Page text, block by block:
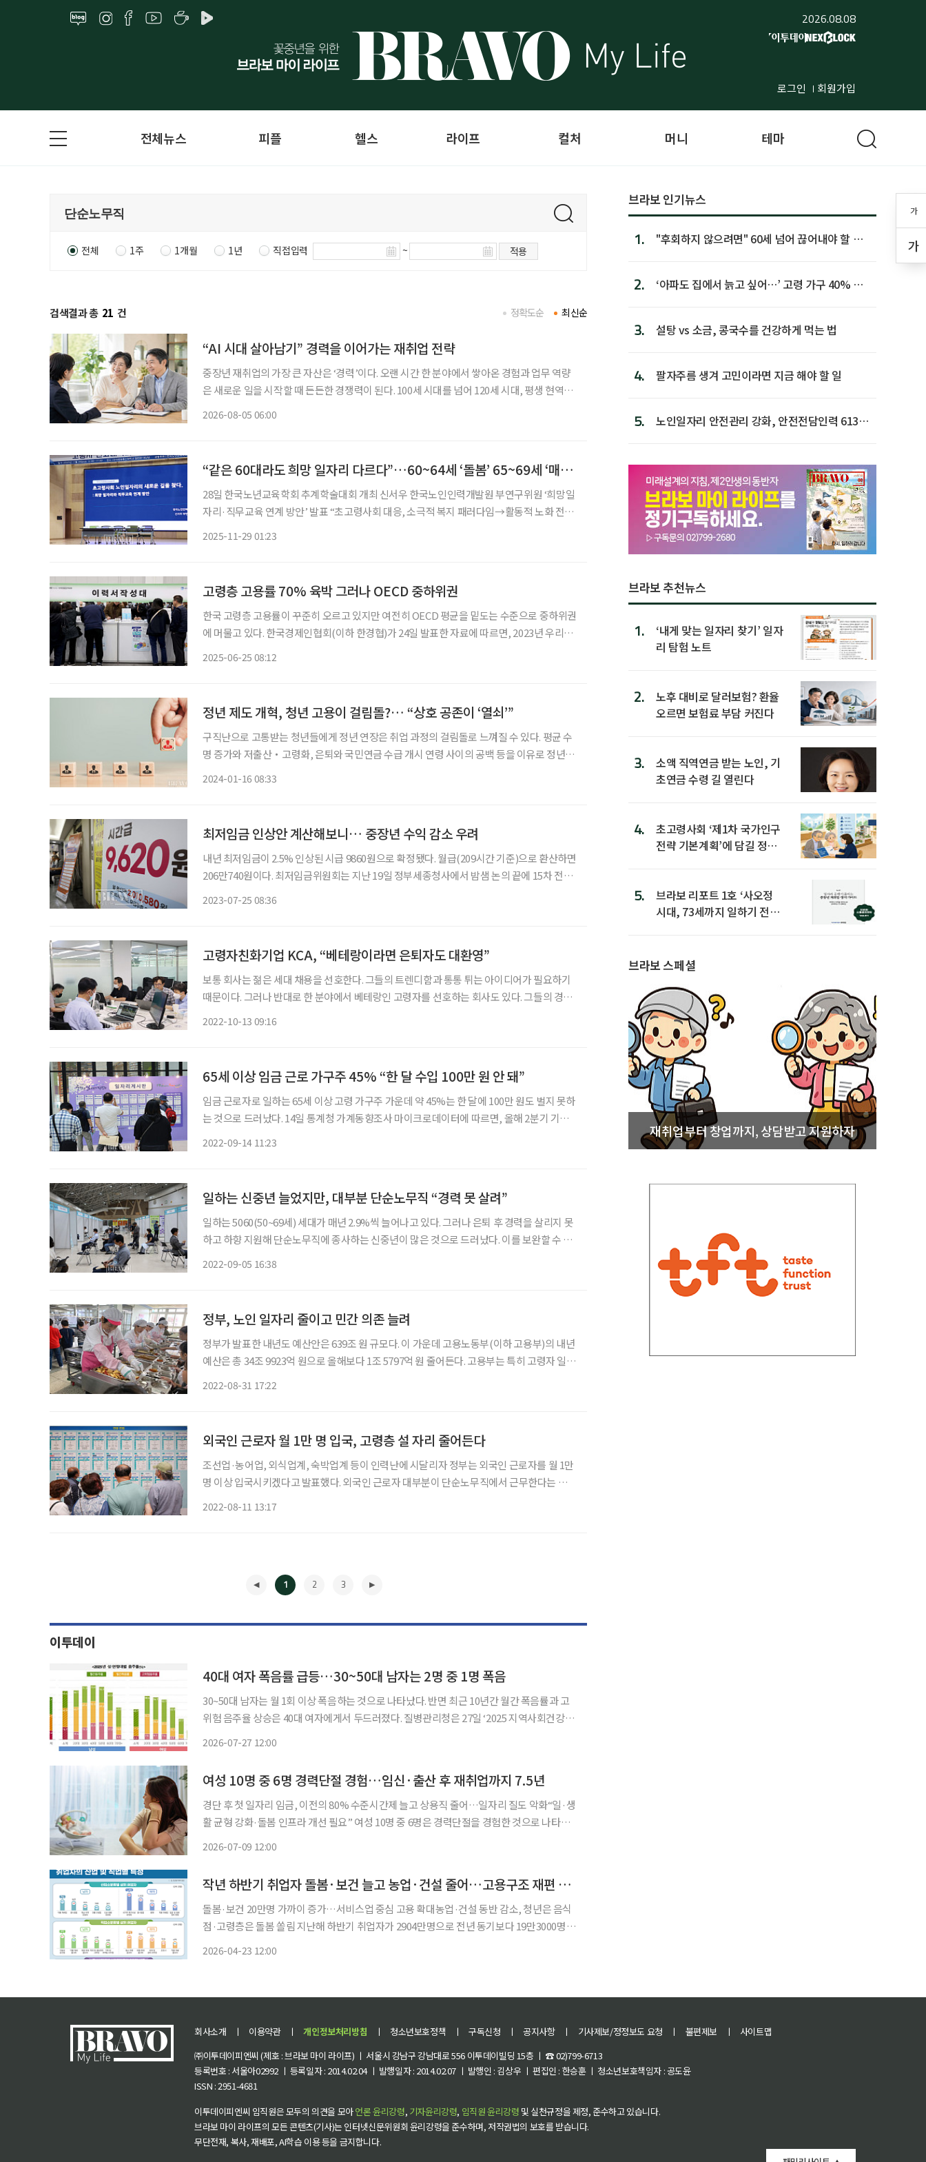
2026.08.08
로그인 회원가입
가
가
전체뉴스 피플 헬스 라이프 컬처 머니 테마
전체 1주 1개월 1년 직접입력 ~ 적용
검색결과 총 21 건 최신순
정확도순
“AI 시대 살아남기” 경력을 이어가는 재취업 전략
중장년 재취업의 가장 큰 자산은 ‘경력’이다. 오랜 시간 한 분야에서 쌓아온 경험과 업무 역량
은 새로운 일을 시작할 때 든든한 경쟁력이 된다. 100세 시대를 넘어 120세 시대, 평생 현역을
2026-08-05 06:00
“같은 60대라도 희망 일자리 다르다”…60~64세 ‘돌봄’ 65~69세 ‘매장 판매’
28일 한국노년교육학회 추계학술대회 개최 신서우 한국노인인력개발원 부연구위원 ‘희망일
자리·직무교육 연계 방안’ 발표 “초고령사회 대응, 소극적 복지 패러다임→활동적 노화 전환
2025-11-29 01:23
고령층 고용률 70% 육박 그러나 OECD 중하위권
한국 고령층 고용률이 꾸준히 오르고 있지만 여전히 OECD 평균을 밑도는 수준으로 중하위권
에 머물고 있다. 한국경제인협회(이하 한경협)가 24일 발표한 자료에 따르면, 2023년 우리나
2025-06-25 08:12
정년 제도 개혁, 청년 고용이 걸림돌?… “상호 공존이 ‘열쇠’”
구직난으로 고통받는 청년들에게 정년 연장은 취업 과정의 걸림돌로 느껴질 수 있다. 평균 수
명 증가와 저출산・고령화, 은퇴와 국민연금 수급 개시 연령 사이의 공백 등을 이유로 정년 연
2024-01-16 08:33
최저임금 인상안 계산해보니… 중장년 수익 감소 우려
내년 최저임금이 2.5% 인상된 시급 9860원으로 확정됐다. 월급(209시간 기준)으로 환산하면
206만740원이다. 최저임금위원회는 지난 19일 정부세종청사에서 밤샘 논의 끝에 15차 전원
2023-07-25 08:36
고령자친화기업 KCA, “베테랑이라면 은퇴자도 대환영”
보통 회사는 젊은 세대 채용을 선호한다. 그들의 트렌디함과 통통 튀는 아이디어가 필요하기
때문이다. 그러나 반대로 한 분야에서 베테랑인 고령자를 선호하는 회사도 있다. 그들의 경험
2022-10-13 09:16
65세 이상 임금 근로 가구주 45% “한 달 수입 100만 원 안 돼”
임금 근로자로 일하는 65세 이상 고령 가구주 가운데 약 45%는 한 달에 100만 원도 벌지 못하
는 것으로 드러났다. 14일 통계청 가계동향조사 마이크로데이터에 따르면, 올해 2분기 기준
2022-09-14 11:23
일하는 신중년 늘었지만, 대부분 단순노무직 “경력 못 살려”
일하는 5060(50~69세) 세대가 매년 2.9%씩 늘어나고 있다. 그러나 은퇴 후 경력을 살리지 못
하고 하향 지원해 단순노무직에 종사하는 신중년이 많은 것으로 드러났다. 이를 보완할 수 있
2022-09-05 16:38
정부, 노인 일자리 줄이고 민간 의존 늘려
정부가 발표한 내년도 예산안은 639조 원 규모다. 이 가운데 고용노동부(이하 고용부)의 내년
예산은 총 34조 9923억 원으로 올해보다 1조 5797억 원 줄어든다. 고용부는 특히 고령자 일자
2022-08-31 17:22
외국인 근로자 월 1만 명 입국, 고령층 설 자리 줄어든다
조선업·농어업, 외식업계, 숙박업계 등이 인력난에 시달리자 정부는 외국인 근로자를 월 1만
명 이상 입국시키겠다고 발표했다. 외국인 근로자 대부분이 단순노무직에서 근무한다는 점을
2022-08-11 13:17
1 2 3
이투데이
40대 여자 폭음률 급등…30~50대 남자는 2명 중 1명 폭음
30~50대 남자는 월 1회 이상 폭음하는 것으로 나타났다. 반면 최근 10년간 월간 폭음률과 고
위험 음주율 상승은 40대 여자에게서 두드러졌다. 질병관리청은 27일 ‘2025 지역사회건강조
2026-07-27 12:00
여성 10명 중 6명 경력단절 경험…임신·출산 후 재취업까지 7.5년
경단 후 첫 일자리 임금, 이전의 80% 수준시간제 늘고 상용직 줄어…일자리 질도 악화“일·생
활 균형 강화·돌봄 인프라 개선 필요” 여성 10명 중 6명은 경력단절을 경험한 것으로 나타났
2026-07-09 12:00
작년 하반기 취업자 돌봄·보건 늘고 농업·건설 줄어…고용구조 재편 뚜렷
돌봄·보건 20만명 가까이 증가…서비스업 중심 고용 확대농업·건설 동반 감소, 청년은 음식
점·고령층은 돌봄 쏠림 지난해 하반기 취업자가 2904만명으로 전년 동기보다 19만3000명
2026-04-23 12:00
브라보 인기뉴스
1.
"후회하지 않으려면" 60세 넘어 끊어내야 할 사
2.
‘아파도 집에서 늙고 싶어…’ 고령 가구 40% 노
3. 설탕 vs 소금, 콩국수를 건강하게 먹는 법
4. 팔자주름 생겨 고민이라면 지금 해야 할 일
5.
노인일자리 안전관리 강화, 안전전담인력 613명
브라보 추천뉴스
1.
‘내게 맞는 일자리 찾기’ 일자
리 탐험 노트
2.
노후 대비로 달러보험? 환율
오르면 보험료 부담 커진다
3.
소액 직역연금 받는 노인, 기
초연금 수령 길 열린다
4.
초고령사회 ‘제1차 국가인구
전략 기본계획’에 담길 정책
5.
브라보 리포트 1호 ‘사오정
시대, 73세까지 일하기 전략’
브라보 스페셜
재취업부터 창업까지, 상담받고 지원하자
회사소개 ㅣ 이용약관 ㅣ 개인정보처리방침 ㅣ 청소년보호정책 ㅣ 구독신청 ㅣ 공지사항 ㅣ 기사제보/정정보도 요청 ㅣ 불편제보 ㅣ
사이트맵
㈜이투데이피엔씨 (제호 : 브라보 마이 라이프) ㅣ 서울시 강남구 강남대로 556 이투데이빌딩 15층 ㅣ ☎ 02)799-6713
등록번호 : 서울아02992 ㅣ 등록일자 : 2014.02.04 ㅣ 발행일자 : 2014.02.07 ㅣ 발행인 : 김상우 ㅣ 편집인 : 한승훈 ㅣ 청소년보호책임자 : 공도윤
ISSN : 2951-4681
이투데이피엔씨 임직원은 모두의 의견을 모아언론 윤리강령, 기자윤리강령, 임직원 윤리강령 및 실천규정을 제정, 준수하고 있습니다.
브라보 마이 라이프의 모든 콘텐츠(기사)는 인터넷신문위원회 윤리강령을 준수하며, 저작권법의 보호를 받습니다.
무단전재, 복사, 재배포, AI학습 이용 등을 금지합니다.